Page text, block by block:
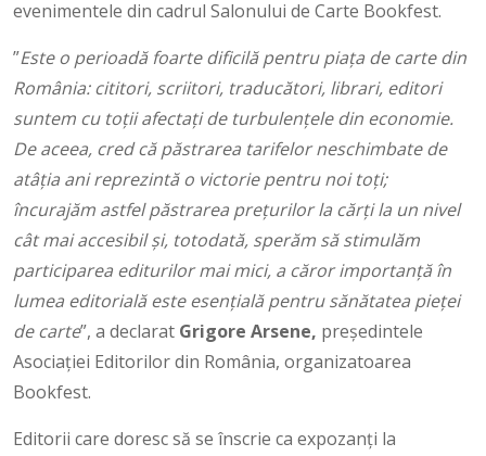
evenimentele din cadrul Salonului de Carte Bookfest.
”Este o perioadă foarte dificilă pentru piața de carte din
România: cititori, scriitori, traducători, librari, editori
suntem cu toții afectați de turbulențele din economie.
De aceea, cred că păstrarea tarifelor neschimbate de
atâția ani reprezintă o victorie pentru noi toți;
încurajăm astfel păstrarea prețurilor la cărți la un nivel
cât mai accesibil și, totodată, sperăm să stimulăm
participarea editurilor mai mici, a căror importanță în
lumea editorială este esențială pentru sănătatea pieței
de carte”, a declarat Grigore Arsene, președintele
Asociației Editorilor din România, organizatoarea
Bookfest.
Editorii care doresc să se înscrie ca expozanți la